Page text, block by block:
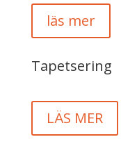
läs mer
Tapetsering
LÄS MER